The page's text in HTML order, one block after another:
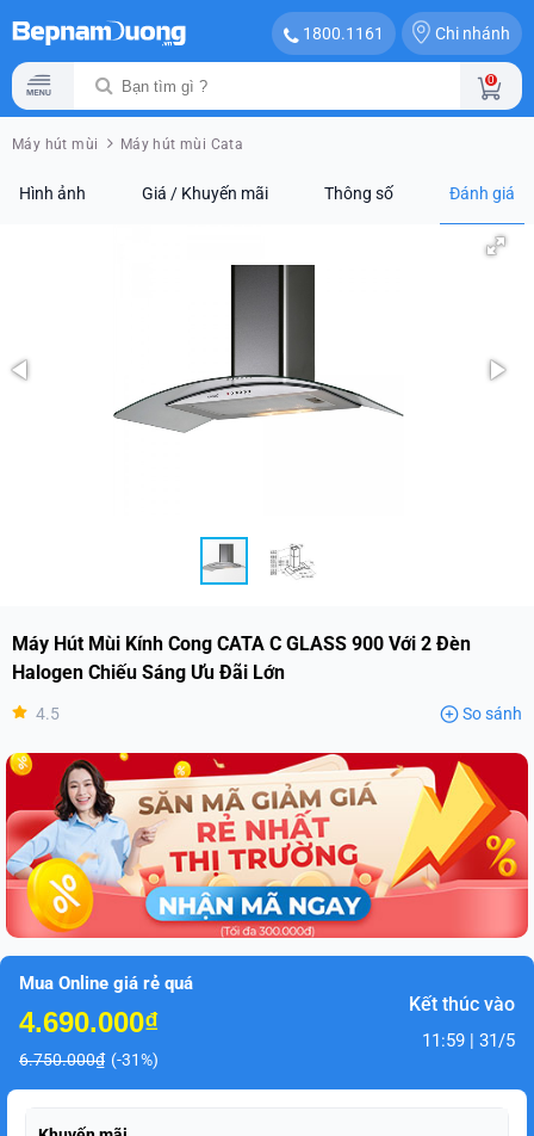
1800.1161 Chi nhánh
0
Máy hút mùi Máy hút mùi Cata
Hình ảnh Giá / Khuyến mãi Thông số Đánh giá
Máy Hút Mùi Kính Cong CATA C GLASS 900 Với 2 Đèn
Halogen Chiếu Sáng Ưu Đãi Lớn
4.5 So sánh
Mua Online giá rẻ quá
4.690.000₫
6.750.000₫ (-31%)
Kết thúc vào
11:59 | 31/5